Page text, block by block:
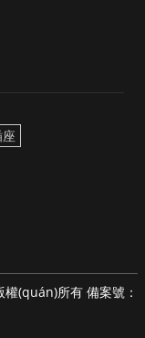
(quán)所有 備案號：